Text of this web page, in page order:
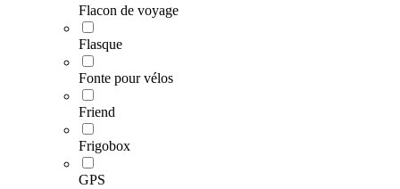
Flacon de voyage
Flasque
Fonte pour vélos
Friend
Frigobox
GPS